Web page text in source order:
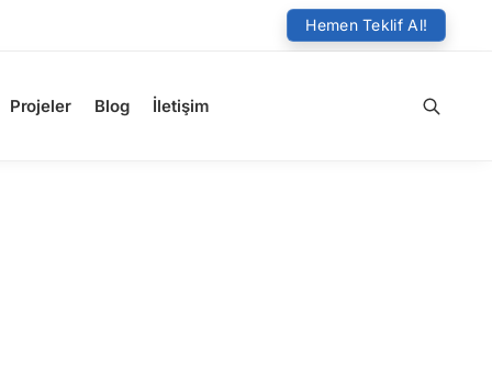
Hemen Teklif Al!
Projeler Blog İletişim
Ara